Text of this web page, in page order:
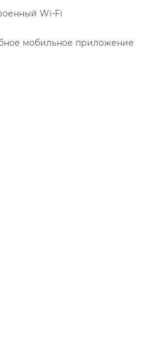
Wi-Fi
мобильное приложение